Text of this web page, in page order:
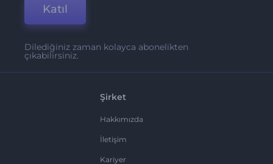
Katıl
Dilediğiniz zaman kolayca abonelikten
çıkabilirsiniz.
Şirket
Hakkımızda
İletişim
Kariyer